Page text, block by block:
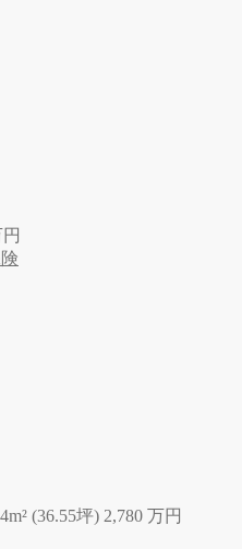
円
(36.55坪) 2,780 万円